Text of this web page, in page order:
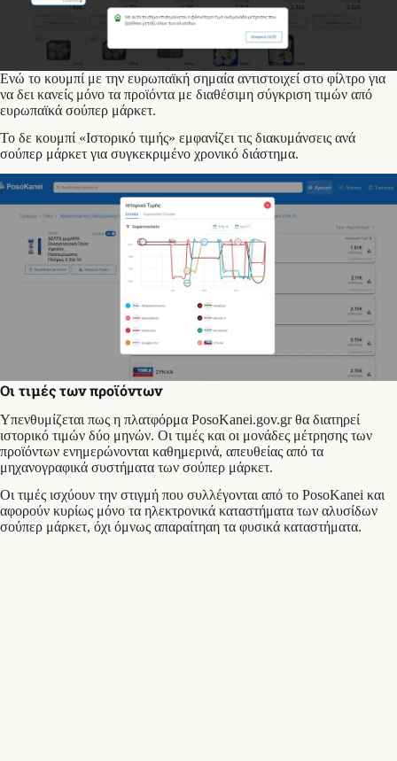
Ενώ το κουμπί με την ευρωπαϊκή σημαία αντιστοιχεί στο φίλτρο για
να δει κανείς μόνο τα προϊόντα με διαθέσιμη σύγκριση τιμών από
ευρωπαϊκά σούπερ μάρκετ.
Το δε κουμπί «Ιστορικό τιμής» εμφανίζει τις διακυμάνσεις ανά
σούπερ μάρκετ για συγκεκριμένο χρονικό διάστημα.
Οι τιμές των προϊόντων
Υπενθυμίζεται πως η πλατφόρμα PosoKanei.gov.gr θα διατηρεί
ιστορικό τιμών δύο μηνών. Οι τιμές και οι μονάδες μέτρησης των
προϊόντων ενημερώνονται καθημερινά, απευθείας από τα
μηχανογραφικά συστήματα των σούπερ μάρκετ.
Οι τιμές ισχύουν την στιγμή που συλλέγονται από το PosoKanei και
αφορούν κυρίως μόνο τα ηλεκτρονικά καταστήματα των αλυσίδων
σούπερ μάρκετ, όχι όμνως απαραίτηαη τα φυσικά καταστήματα.